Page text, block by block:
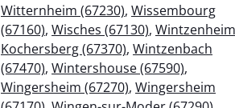
Witternheim (67230), Wissembourg
(67160), Wisches (67130),
Kochersberg (67370), Wintzenbach
(67470), Wintershouse (67590),
Wingersheim (67270), Wingersheim